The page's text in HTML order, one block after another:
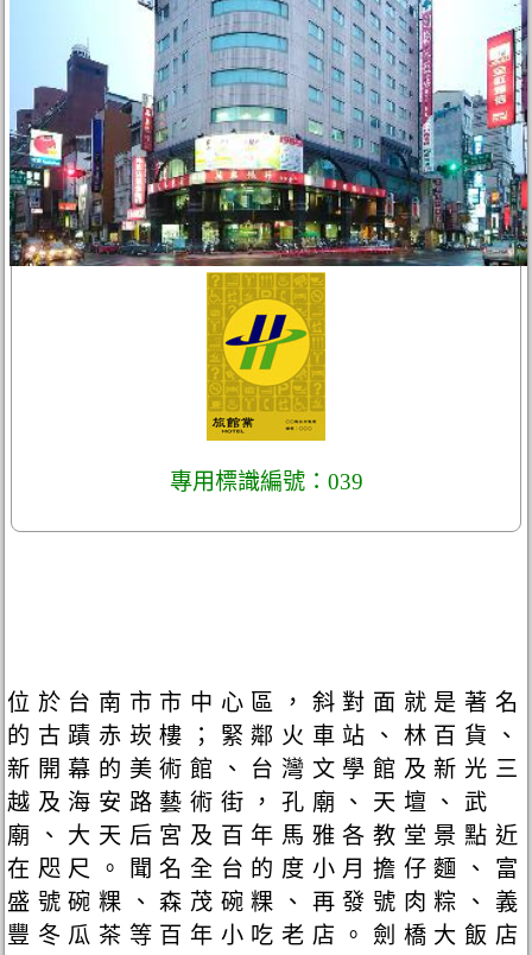
專用標識編號：039
位於台南市市中心區，斜對面就是著名
的古蹟赤崁樓；緊鄰火車站、林百貨、
新開幕的美術館、台灣文學館及新光三
越及海安路藝術街，孔廟、天壇、武
廟、大天后宮及百年馬雅各教堂景點近
在咫尺。聞名全台的度小月擔仔麵、富
盛號碗粿、森茂碗粿、再發號肉粽、義
豐冬瓜茶等百年小吃老店。劍橋大飯店